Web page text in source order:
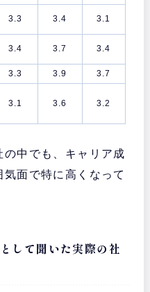
3.3 3.4 3.1
3.4 3.7 3.4
3.3 3.9
3.7
3.1 3.6 3.2
の中でも、キャリア成
面で特に高くなって
して聞いた実際の社